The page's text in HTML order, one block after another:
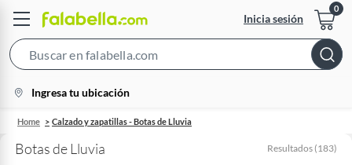
Inicia sesión
Bar
location-
icon
Ingresa tu ubicación
Home Calzado y zapatillas - Botas de Lluvia
Botas de Lluvia Resultados (183)